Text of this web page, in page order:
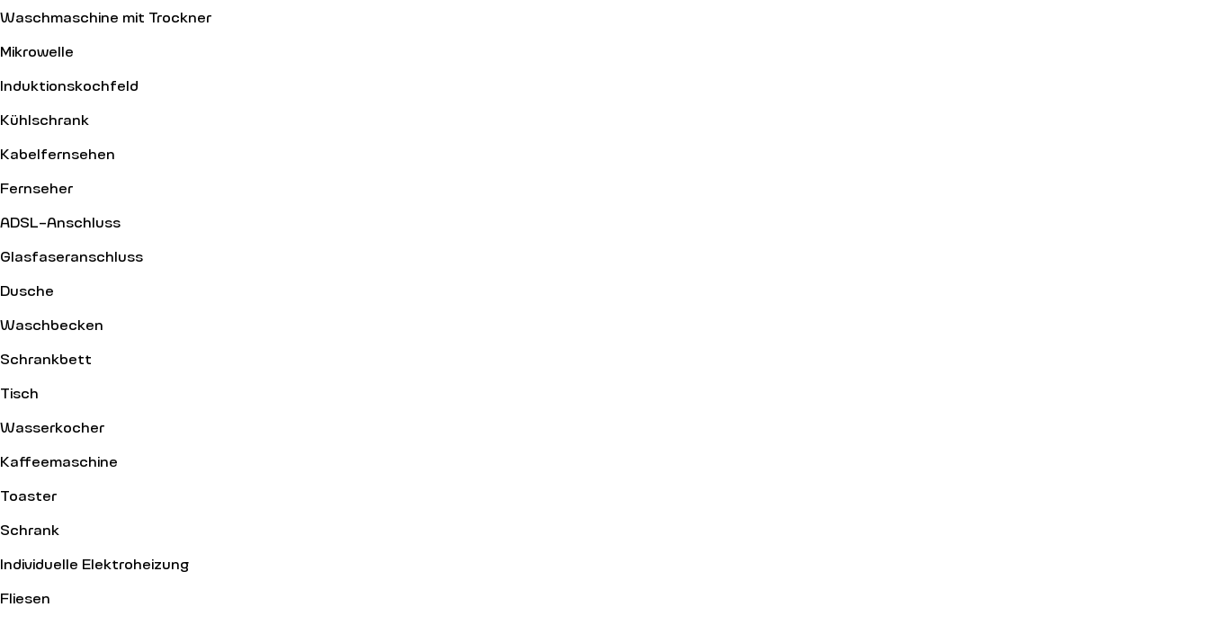
Waschmaschine mit Trockner
Mikrowelle
Induktionskochfeld
Kühlschrank
Kabelfernsehen
Fernseher
ADSL-Anschluss
Glasfaseranschluss
Dusche
Waschbecken
Schrankbett
Tisch
Wasserkocher
Kaffeemaschine
Toaster
Schrank
Individuelle Elektroheizung
Fliesen